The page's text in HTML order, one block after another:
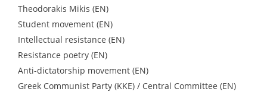
Theodorakis Mikis (EN)
Student movement (EN)
Intellectual resistance (EN)
Resistance poetry (EN)
Anti-dictatorship movement (EN)
Greek Communist Party (KKE) / Central Committee (EN)